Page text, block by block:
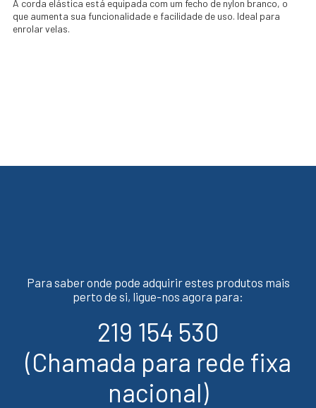
A corda elástica está equipada com um fecho de nylon branco, o
que aumenta sua funcionalidade e facilidade de uso. Ideal para
enrolar velas.
Para saber onde pode adquirir estes produtos mais
perto de si, ligue-nos agora para:
219 154 530
(Chamada para rede fixa
nacional)